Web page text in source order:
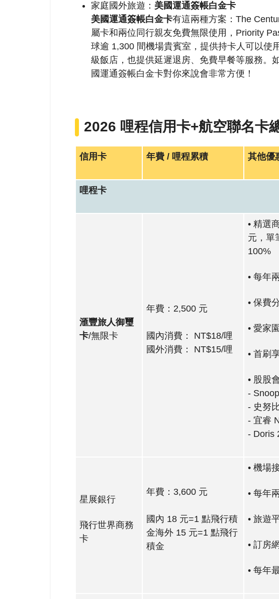
家庭國外旅遊： 美國運通簽帳白金卡
美國運通簽帳白金卡有這兩種方案：The
屬卡和兩位同行親友免費無限使用，Priority
球逾 1,300 間機場貴賓室，提供持卡人可以使
級飯店，也提供延遲退房、免費早餐等服務。
國運通簽帳白金卡對你來說會非常方便！
2026 哩程信用卡+航空聯名卡
信用卡 年費 / 哩程累積 其他優
哩程卡
滙豐旅人御璽
卡/無限卡
年費：2,500 元
國內消費： NT$18/哩
國外消費： NT$15/哩
• 精選
元，單
100%
• 每年
• 保費
• 愛家
• 首刷
• 股股
-
- 史努
- 宜睿
- Doris
星展銀行
飛行世界商務
卡
年費：3,600 元
國內 18 元=1 點飛行積
金海外 15 元=1 點飛行
積金
• 機場
• 每年
• 旅遊
• 訂房
• 每年